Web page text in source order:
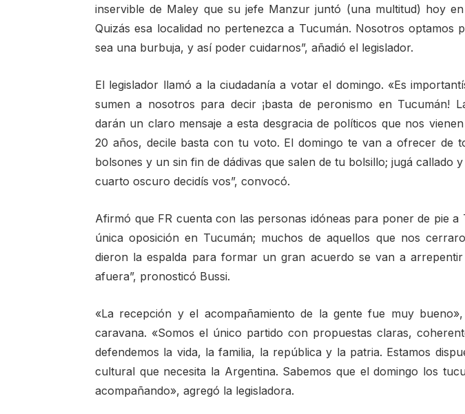
inservible de Maley que su jefe Manzur juntó (una multitud) hoy
Quizás esa localidad no pertenezca a Tucumán. Nosotros optamos
sea una burbuja, y así poder cuidarnos”, añadió el legislador.
El legislador llamó a la ciudadanía a votar el domingo. «Es
sumen a nosotros para decir ¡basta de peronismo en Tucumán!
darán un claro mensaje a esta desgracia de políticos que nos
20 años, decile basta con tu voto. El domingo te van a ofrecer de
bolsones y un sin fin de dádivas que salen de tu bolsillo; jugá callado
cuarto oscuro decidís vos”, convocó.
Afirmó que FR cuenta con las personas idóneas para poner de pie a
única oposición en Tucumán; muchos de aquellos que nos
dieron la espalda para formar un gran acuerdo se van a arrepentir
afuera”, pronosticó Bussi.
«La recepción y el acompañamiento de la gente fue muy
caravana. «Somos el único partido con propuestas claras,
defendemos la vida, la familia, la república y la patria. Estamos
cultural que necesita la Argentina. Sabemos que el domingo los
acompañando», agregó la legisladora.